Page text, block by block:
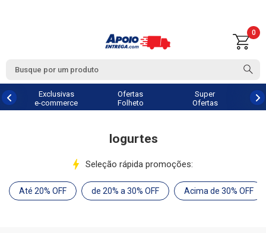
0
Exclusivas
e-commerce
Ofertas
Folheto
Super
Ofertas
Iogurtes
Seleção rápida promoções:
Até 20% OFF de 20% a 30% OFF Acima de 30% OFF